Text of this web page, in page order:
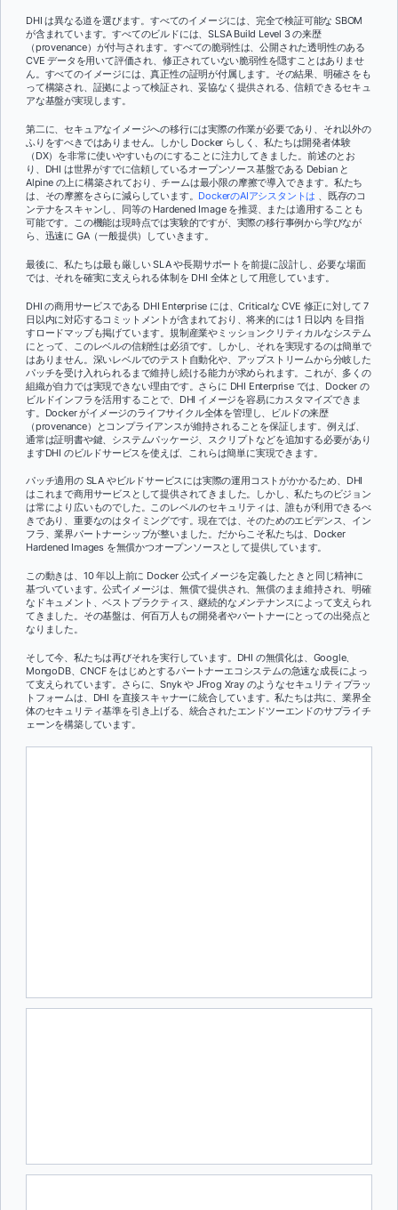
DHI は異なる道を選びます。すべてのイメージには、完全で検証可能な SBOM
が含まれています。すべてのビルドには、SLSA Build Level 3 の来歴
（provenance）が付与されます。すべての脆弱性は、公開された透明性のある
CVE データを用いて評価され、修正されていない脆弱性を隠すことはありませ
ん。すべてのイメージには、真正性の証明が付属します。その結果、明確さをも
って構築され、証拠によって検証され、妥協なく提供される、信頼できるセキュ
アな基盤が実現します。
第二に、セキュアなイメージへの移行には実際の作業が必要であり、それ以外の
ふりをすべきではありません。しかし Docker らしく、私たちは開発者体験
（DX）を非常に使いやすいものにすることに注力してきました。前述のとお
り、DHI は世界がすでに信頼しているオープンソース基盤である Debian と
Alpine の上に構築されており、チームは最小限の摩擦で導入できます。私たち
は、その摩擦をさらに減らしています。 DockerのAIアシスタントは 、既存のコ
ンテナをスキャンし、同等の Hardened Image を推奨、または適用することも
可能です。この機能は現時点では実験的ですが、実際の移行事例から学びなが
ら、迅速に GA（一般提供）していきます。
最後に、私たちは最も厳しい SLA や長期サポートを前提に設計し、必要な場面
では、それを確実に支えられる体制を DHI 全体として用意しています。
DHI の商用サービスである DHI Enterprise には、Criticalな CVE 修正に対して 7
日以内に対応するコミットメントが含まれており、将来的には 1 日以内 を目指
すロードマップも掲げています。規制産業やミッションクリティカルなシステム
にとって、このレベルの信頼性は必須です。しかし、それを実現するのは簡単で
はありません。深いレベルでのテスト自動化や、アップストリームから分岐した
パッチを受け入れられるまで維持し続ける能力が求められます。これが、多くの
組織が自力では実現できない理由です。さらに DHI Enterprise では、Docker の
ビルドインフラを活用することで、DHI イメージを容易にカスタマイズできま
す。Docker がイメージのライフサイクル全体を管理し、ビルドの来歴
（provenance）とコンプライアンスが維持されることを保証します。例えば、
通常は証明書や鍵、システムパッケージ、スクリプトなどを追加する必要があり
ますDHI のビルドサービスを使えば、これらは簡単に実現できます。
パッチ適用の SLA やビルドサービスには実際の運用コストがかかるため、DHI
はこれまで商用サービスとして提供されてきました。しかし、私たちのビジョン
は常により広いものでした。このレベルのセキュリティは、誰もが利用できるべ
きであり、重要なのはタイミングです。現在では、そのためのエビデンス、イン
フラ、業界パートナーシップが整いました。だからこそ私たちは、Docker
Hardened Images を無償かつオープンソースとして提供しています。
この動きは、10 年以上前に Docker 公式イメージを定義したときと同じ精神に
基づいています。公式イメージは、無償で提供され、無償のまま維持され、明確
なドキュメント、ベストプラクティス、継続的なメンテナンスによって支えられ
てきました。その基盤は、何百万人もの開発者やパートナーにとっての出発点と
なりました。
そして今、私たちは再びそれを実行しています。DHI の無償化は、Google、
MongoDB、CNCF をはじめとするパートナーエコシステムの急速な成長によっ
て支えられています。さらに、Snyk や JFrog Xray のようなセキュリティプラッ
トフォームは、DHI を直接スキャナーに統合しています。私たちは共に、業界全
体のセキュリティ基準を引き上げる、統合されたエンドツーエンドのサプライチ
ェーンを構築しています。